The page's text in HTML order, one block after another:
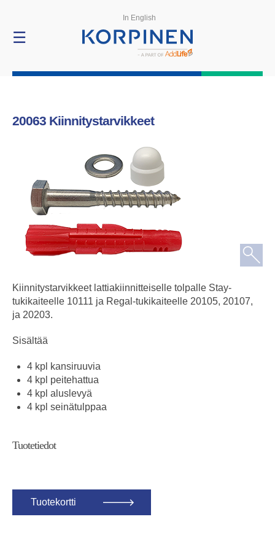
TuotteetIn English
☰
20063 Kiinnitystarvikkeet
Kiinnitystarvikkeet lattiakiinnitteiselle tolpalle Stay-
tukikaiteelle 10111 ja Regal-tukikaiteelle 20105, 20107,
ja 20203.
Sisältää
4 kpl kansiruuvia
4 kpl peitehattua
4 kpl aluslevyä
4 kpl seinätulppaa
Tuotetiedot
Tuotekortti